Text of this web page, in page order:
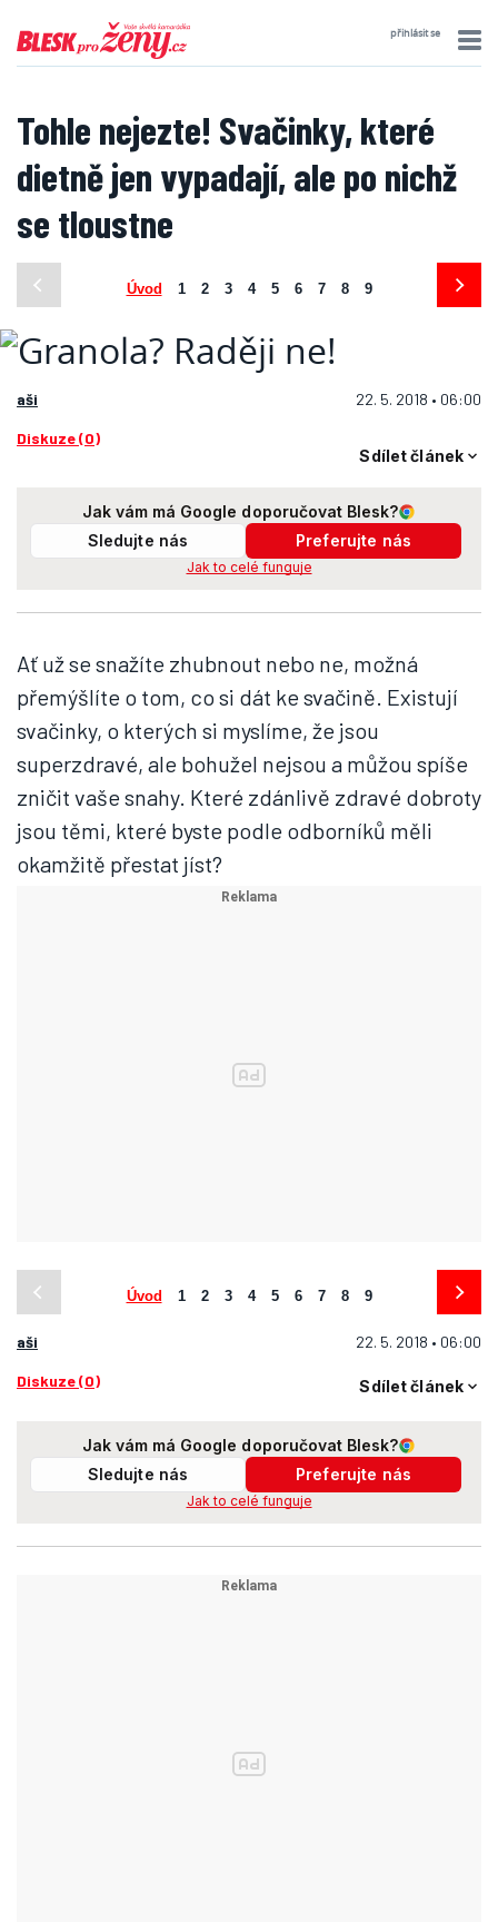
přihlásit se
Tohle nejezte! Svačinky, které
dietně jen vypadají, ale po nichž
se tloustne
Úvod 1 2 3 4 5 6 7 8 9
aši 22. 5. 2018 • 06:00
Diskuze (0)
Sdílet článek
Jak vám má Google doporučovat Blesk?
Sledujte nás
Preferujte nás
Jak to celé funguje
Ať už se snažíte zhubnout nebo ne, možná
přemýšlíte o tom, co si dát ke svačině. Existují
svačinky, o kterých si myslíme, že jsou
superzdravé, ale bohužel nejsou a můžou spíše
zničit vaše snahy. Které zdánlivě zdravé dobroty
jsou těmi, které byste podle odborníků měli
okamžitě přestat jíst?
Úvod 1 2 3 4 5 6 7 8 9
aši 22. 5. 2018 • 06:00
Diskuze (0) Sdílet článek
Jak vám má Google doporučovat Blesk?
Sledujte nás
Preferujte nás
Jak to celé funguje